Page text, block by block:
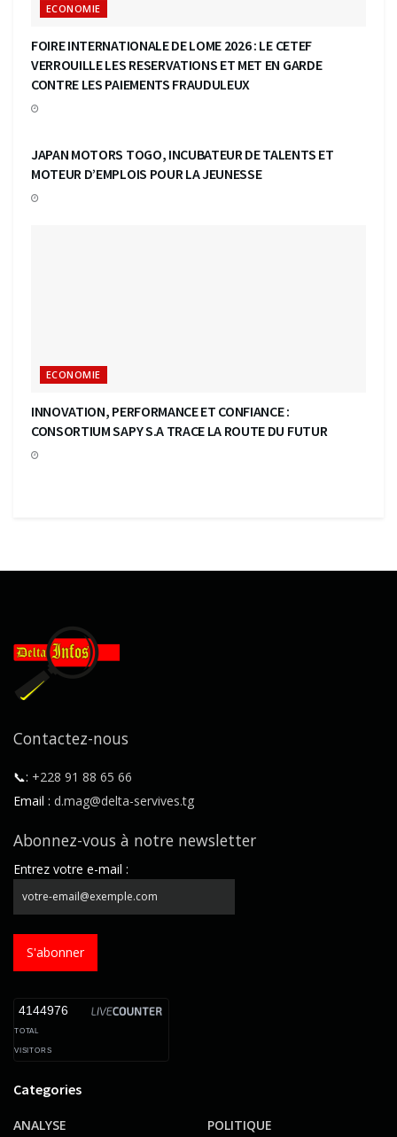
ECONOMIE
FOIRE INTERNATIONALE DE LOME 2026 : LE CETEF
VERROUILLE LES RESERVATIONS ET MET EN GARDE
CONTRE LES PAIEMENTS FRAUDULEUX
JAPAN MOTORS TOGO, INCUBATEUR DE TALENTS ET
MOTEUR D’EMPLOIS POUR LA JEUNESSE
ECONOMIE
INNOVATION, PERFORMANCE ET CONFIANCE :
CONSORTIUM SAPY S.A TRACE LA ROUTE DU FUTUR
Contactez-nous
📞: +228 91 88 65 66
Email : d.mag@delta-servives.tg
Abonnez-vous à notre newsletter
Entrez votre e-mail :
S'abonner
4144976
TOTAL
VISITORS
Categories
ANALYSE
POLITIQUE